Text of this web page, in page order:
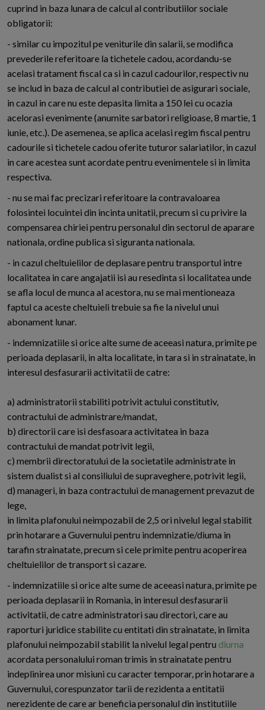
cuprind in baza lunara de calcul al contributiilor sociale
obligatorii:
- similar cu impozitul pe veniturile din salarii, se modifica
prevederile referitoare la tichetele cadou, acordandu-se
acelasi tratament fiscal ca si in cazul cadourilor, respectiv nu
se includ in baza de calcul al contributiei de asigurari sociale,
in cazul in care nu este depasita limita a 150 lei cu ocazia
acelorasi evenimente (anumite sarbatori religioase, 8 martie, 1
iunie, etc.). De asemenea, se aplica acelasi regim fiscal pentru
cadourile si tichetele cadou oferite tuturor salariatilor, in cazul
in care acestea sunt acordate pentru evenimentele si in limita
respectiva.
- nu se mai fac precizari referitoare la contravaloarea
folosintei locuintei din incinta unitatii, precum si cu privire la
compensarea chiriei pentru personalul din sectorul de aparare
nationala, ordine publica si siguranta nationala.
- in cazul cheltuielilor de deplasare pentru transportul intre
localitatea in care angajatii isi au resedinta si localitatea unde
se afla locul de munca al acestora, nu se mai mentioneaza
faptul ca aceste cheltuieli trebuie sa fie la nivelul unui
abonament lunar.
- indemnizatiile si orice alte sume de aceeasi natura, primite pe
perioada deplasarii, in alta localitate, in tara si in strainatate, in
interesul desfasurarii activitatii de catre:
a) administratorii stabiliti potrivit actului constitutiv,
contractului de administrare/mandat,
b) directorii care isi desfasoara activitatea in baza
contractului de mandat potrivit legii,
c) membrii directoratului de la societatile administrate in
sistem dualist si al consiliului de supraveghere, potrivit legii,
d) manageri, in baza contractului de management prevazut de
lege,
in limita plafonului neimpozabil de 2,5 ori nivelul legal stabilit
prin hotarare a Guvernului pentru indemnizatie/diuma in
tarafin strainatate, precum si cele primite pentru acoperirea
cheltuielilor de transport si cazare.
- indemnizatiile si orice alte sume de aceeasi natura, primite pe
perioada deplasarii in Romania, in interesul desfasurarii
activitatii, de catre administratori sau directori, care au
raporturi juridice stabilite cu entitati din strainatate, in limita
plafonului neimpozabil stabilit la nivelul legal pentru diurna
acordata personalului roman trimis in strainatate pentru
indeplinirea unor misiuni cu caracter temporar, prin hotarare a
Guvernului, corespunzator tarii de rezidenta a entitatii
nerezidente de care ar beneficia personalul din institutiile